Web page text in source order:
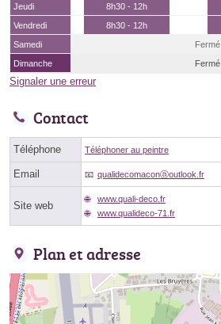
Jeudi
8h30 - 12h
Vendredi
8h30 - 12h
Samedi
Fermé
Dimanche
Fermé
Signaler une erreur
Contact
Téléphone Téléphoner au peintre
Email qualidecomaconⓐoutlook.fr
Site web
www.quali-deco.fr
www.qualideco-71.fr
Plan et adresse